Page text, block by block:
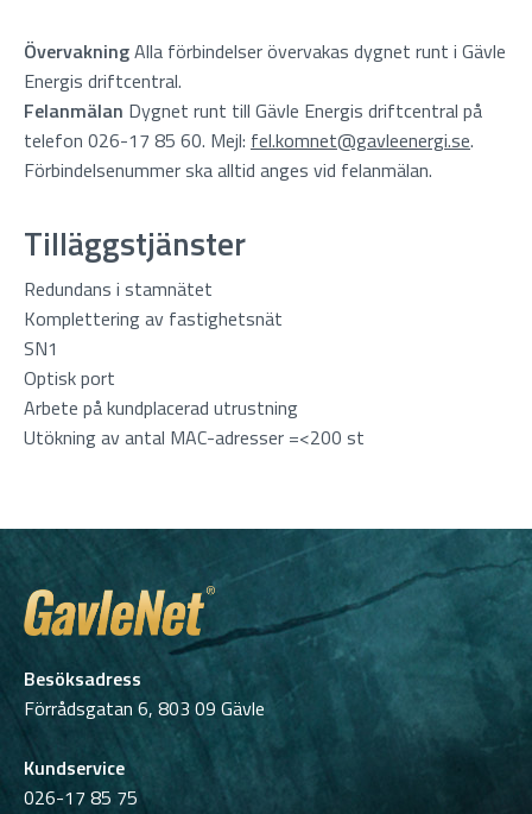
ÖvervakningAlla förbindelser övervakas dygnet runt i Gävle
Energis driftcentral.
Felanmälan Dygnet runt till Gävle Energis driftcentral på
telefon 026-17 85 60. Mejl: fel.komnet@gavleenergi.se.
Förbindelsenummer ska alltid anges vid felanmälan.
Tilläggstjänster
Redundans i stamnätet
Komplettering av fastighetsnät
SN1
Optisk port
Arbete på kundplacerad utrustning
Utökning av antal MAC-adresser =<200 st
Besöksadress
Förrådsgatan 6, 803 09 Gävle
Kundservice
026-17 85 75